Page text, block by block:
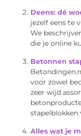
Deens: dé
jezelf eens te
We
die je online
Betonnen
voor zowel
zeer wijd
stapelblokken
Alles wat je